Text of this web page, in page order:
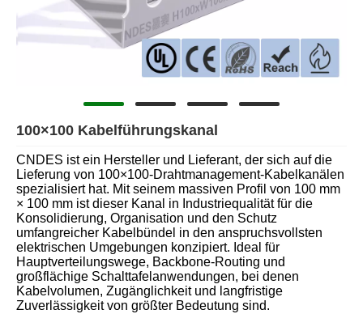
100×100 Kabelführungskanal
CNDES ist ein Hersteller und Lieferant, der sich auf die
Lieferung von 100×100-Drahtmanagement-Kabelkanälen
spezialisiert hat. Mit seinem massiven Profil von 100 mm
× 100 mm ist dieser Kanal in Industriequalität für die
Konsolidierung, Organisation und den Schutz
umfangreicher Kabelbündel in den anspruchsvollsten
elektrischen Umgebungen konzipiert. Ideal für
Hauptverteilungswege, Backbone-Routing und
großflächige Schalttafelanwendungen, bei denen
Kabelvolumen, Zugänglichkeit und langfristige
Zuverlässigkeit von größter Bedeutung sind.